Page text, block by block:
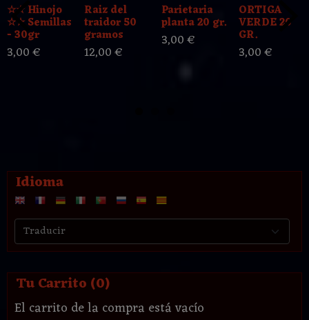
Idioma
Tu Carrito (0)
El carrito de la compra está vacío
☆☆ Hinojo
☆☆ Semillas
- 30gr
3,00 €
Raiz del
traidor 50
gramos
12,00 €
Parietaria
planta 20 gr.
3,00 €
ORTIGA
VERDE 20
GR.
3,00 €